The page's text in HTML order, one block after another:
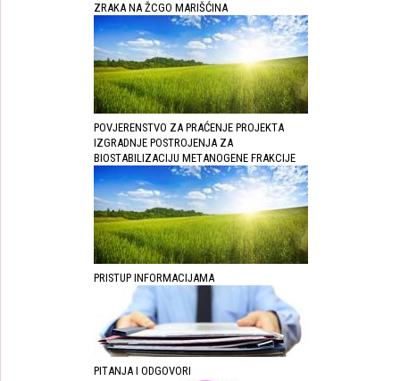
ZRAKA NA ŽCGO MARIŠĆINA
POVJERENSTVO ZA PRAĆENJE PROJEKTA
IZGRADNJE POSTROJENJA ZA
BIOSTABILIZACIJU METANOGENE FRAKCIJE
PRISTUP INFORMACIJAMA
PITANJA I ODGOVORI